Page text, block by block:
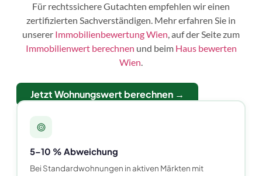
Für rechtssichere Gutachten empfehlen wir einen
zertifizierten Sachverständigen. Mehr erfahren Sie in
unserer Immobilienbewertung Wien, auf der Seite zum
Immobilienwert berechnen und beim Haus bewerten
Wien.
Jetzt Wohnungswert berechnen →
5–10 % Abweichung
Bei Standardwohnungen in aktiven Märkten mit